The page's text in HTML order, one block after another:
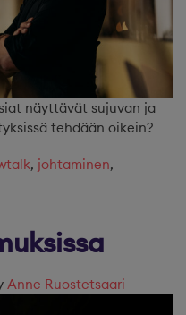
näyttävät sujuvan ja
tehdään oikein?
, johtaminen,
Anne Ruostetsaari